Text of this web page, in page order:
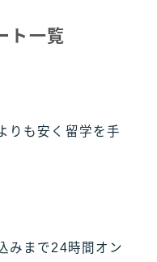
ト一覧
も安く留学を手
まで24時間オン